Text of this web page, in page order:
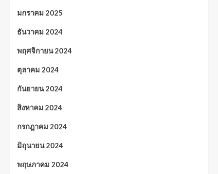
มกราคม 2025
ธันวาคม 2024
พฤศจิกายน 2024
ตุลาคม 2024
กันยายน 2024
สิงหาคม 2024
กรกฎาคม 2024
มิถุนายน 2024
พฤษภาคม 2024